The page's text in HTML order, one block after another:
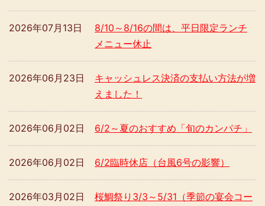
8/10～8/16の間は、平日限定ランチ
メニュー休止
2026年07月13日
キャッシュレス決済の支払い方法が増
えました！
2026年06月23日
6/2～夏のおすすめ「旬のカンパチ」
2026年06月02日
6/2臨時休店（台風6号の影響）
2026年06月02日
桜鯛祭り3/3～5/31（季節の宴会コー
2026年03月02日